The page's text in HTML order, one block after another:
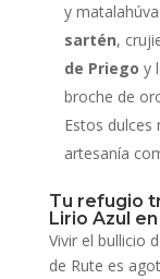
y
sartén,
de Priego y
broche de
Estos
artesanía
Tu refugio
Lirio Azul
Vivir el bullicio
de Rute es